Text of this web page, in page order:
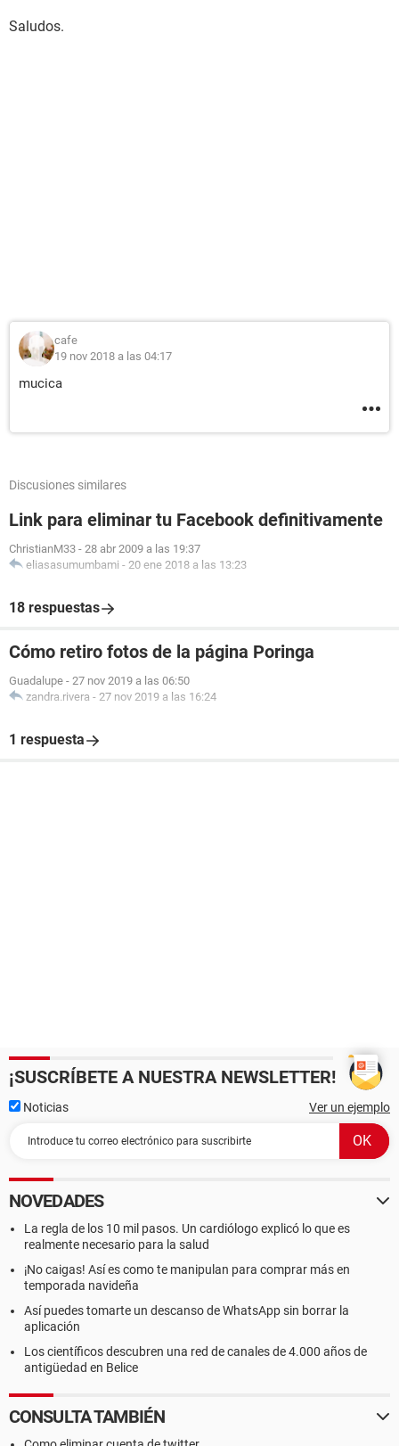
Saludos.
cafe
19 nov 2018 a las 04:17
mucica
Discusiones similares
Link para eliminar tu Facebook definitivamente
ChristianM33 - 28 abr 2009 a las 19:37
eliasasumumbami - 20 ene 2018 a las 13:23
18 respuestas
Cómo retiro fotos de la página Poringa
Guadalupe - 27 nov 2019 a las 06:50
zandra.rivera - 27 nov 2019 a las 16:24
1 respuesta
¡SUSCRÍBETE A NUESTRA NEWSLETTER!
Noticias Ver un ejemplo
NOVEDADES
La regla de los 10 mil pasos. Un cardiólogo explicó lo que es
realmente necesario para la salud
¡No caigas! Así es como te manipulan para comprar más en
temporada navideña
Así puedes tomarte un descanso de WhatsApp sin borrar la
aplicación
Los científicos descubren una red de canales de 4.000 años de
antigüedad en Belice
CONSULTA TAMBIÉN